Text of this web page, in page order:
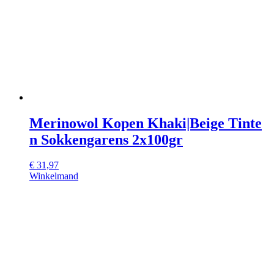
Merinowol Kopen Khaki|Beige Tinte
n Sokkengarens 2x100gr
€ 31,97
Winkelmand